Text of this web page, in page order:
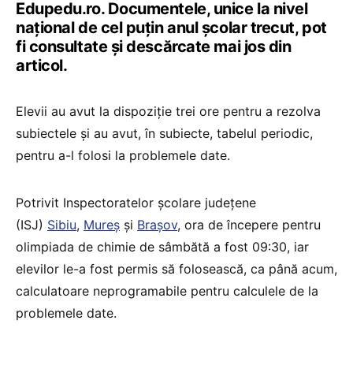
Edupedu.ro. Documentele, unice la nivel
național de cel puțin anul școlar trecut, pot
fi consultate și descărcate mai jos din
articol.
Elevii au avut la dispoziție trei ore pentru a rezolva
subiectele și au avut, în subiecte, tabelul periodic,
pentru a-l folosi la problemele date.
Potrivit Inspectoratelor școlare județene
(ISJ) Sibiu, Mureș și Brașov, ora de începere pentru
olimpiada de chimie de sâmbătă a fost 09:30, iar
elevilor le-a fost permis să folosească, ca până acum,
calculatoare neprogramabile pentru calculele de la
problemele date.